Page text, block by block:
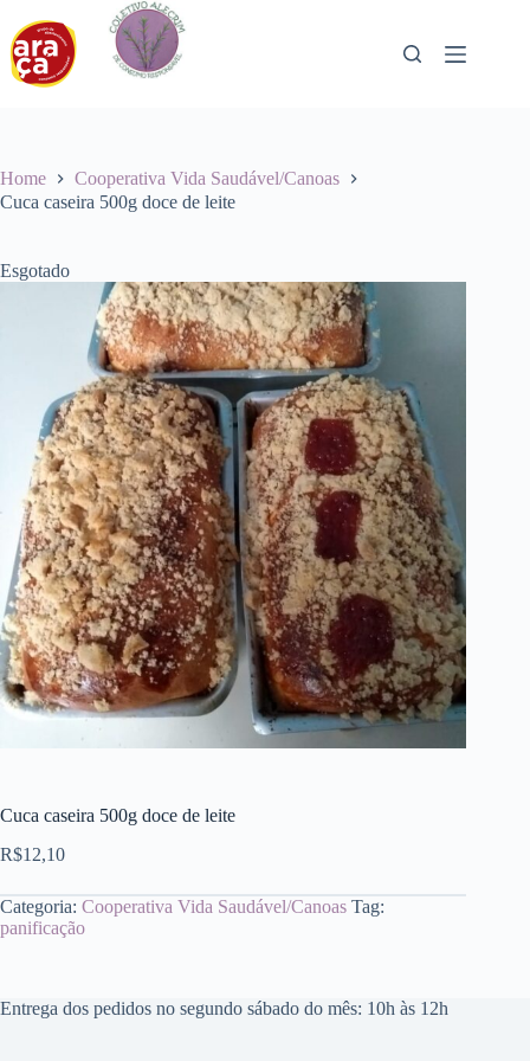
para
conteúdo
Home
Cooperativa Vida Saudável/Canoas
Cuca caseira 500g doce de leite
Esgotado
Cuca caseira 500g doce de leite
R$12,10
Categoria: Cooperativa Vida Saudável/Canoas Tag:
panificação
Entrega dos pedidos no segundo sábado do mês: 10h às 12h